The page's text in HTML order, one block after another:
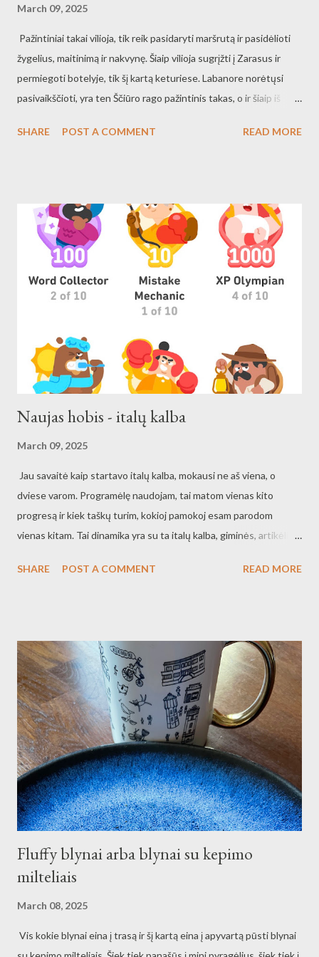
March 09, 2025
Pažintiniai takai vilioja, tik reik pasidaryti maršrutą ir pasidėlioti
žygelius, maitinimą ir nakvynę. Šiaip vilioja sugrįžti į Zarasus ir
permiegoti botelyje, tik šį kartą keturiese. Labanore norėtųsi
pasivaikščioti, yra ten Ščiūro rago pažintinis takas, o ir šiaip iš
papjaustytais, su agurku, su duonos rieke ir su maudynėmis
patirti kitą repjefą ir maštabus karjero. Remku, dedu, o nulėksim
kas bus pakeliui, ką užsinorėsim pamatyti ir kur oras leis. Ir
ilgesnių pažintinių takų idėjas galimės prasklaidyti -
https://www.checkinlithuania.com/patarimai/ilgieji-pazintiniai-
pesciuju-takai/
SHARE POST A COMMENT READ MORE
Naujas hobis - italų kalba
March 09, 2025
Jau savaitė kaip startavo italų kalba, mokausi ne aš viena, o
dviese varom. Programėlę naudojam, tai matom vienas kito
progresą ir kiek taškų turim, kokioj pamokoj esam parodom
vienas kitam. Tai dinamika yra su ta italų kalba, giminės, artikėliai,
jausmas, kad perskaityti eina. Per savaitę mano pasiekimai: - 100
Mano ragazzo, mano marito irgi italų mokosi. Tiesa, šiandien kaip
tik sutikom tikrą italą ir miestą Pizą išvadinau pica... :) gerai, kad
buvo, kas pataisė mano primityvų iki kaulų čiulpų itališką tarimą.
Italų kalbos pasiekimai po savaitės
SHARE POST A COMMENT READ MORE
Fluffy blynai arba blynai su kepimo
milteliais
March 08, 2025
Vis kokie blynai eina į trasą ir šį kartą eina į apyvartą pūsti blynai